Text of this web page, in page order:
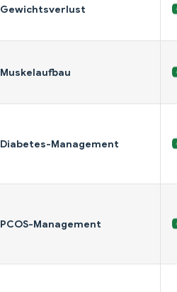
Gewichtsverlust
Muskelaufbau
Diabetes-Management
PCOS-Management